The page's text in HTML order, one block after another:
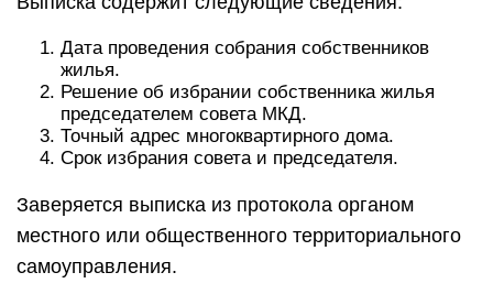
Дата проведения собрания собственников
жилья.
Решение об избрании собственника жилья
председателем совета МКД.
Точный адрес многоквартирного дома.
Срок избрания совета и председателя.
Заверяется выписка из протокола органом
местного или общественного территориального
самоуправления.